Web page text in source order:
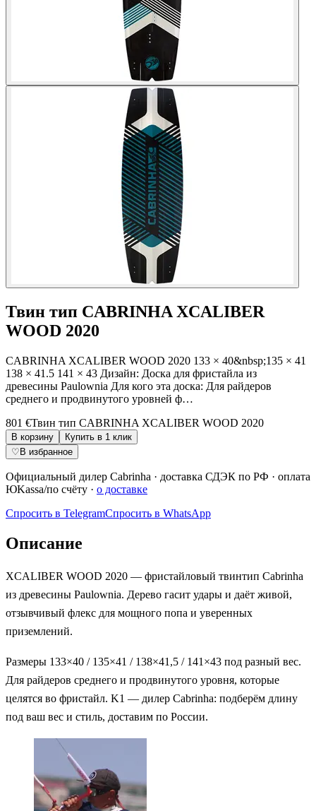
Твин тип CABRINHA XCALIBER
WOOD 2020
CABRINHA XCALIBER WOOD 2020 133 × 40&nbsp;135 × 41
138 × 41.5 141 × 43 Дизайн: Доска для фристайла из
древесины Paulownia Для кого эта доска: Для райдеров
среднего и продвинутого уровней ф…
801 €Твин тип CABRINHA XCALIBER WOOD 2020
В корзину
Купить в 1 клик
♡ В избранное
Официальный дилер Cabrinha · доставка СДЭК по РФ · оплата
ЮKassa/по счёту · о доставке
Спросить в TelegramСпросить в WhatsApp
Описание
XCALIBER WOOD 2020 — фристайловый твинтип Cabrinha
из древесины Paulownia. Дерево гасит удары и даёт живой,
отзывчивый флекс для мощного попа и уверенных
приземлений.
Размеры 133×40 / 135×41 / 138×41,5 / 141×43 под разный вес.
Для райдеров среднего и продвинутого уровня, которые
целятся во фристайл. K1 — дилер Cabrinha: подберём длину
под ваш вес и стиль, доставим по России.